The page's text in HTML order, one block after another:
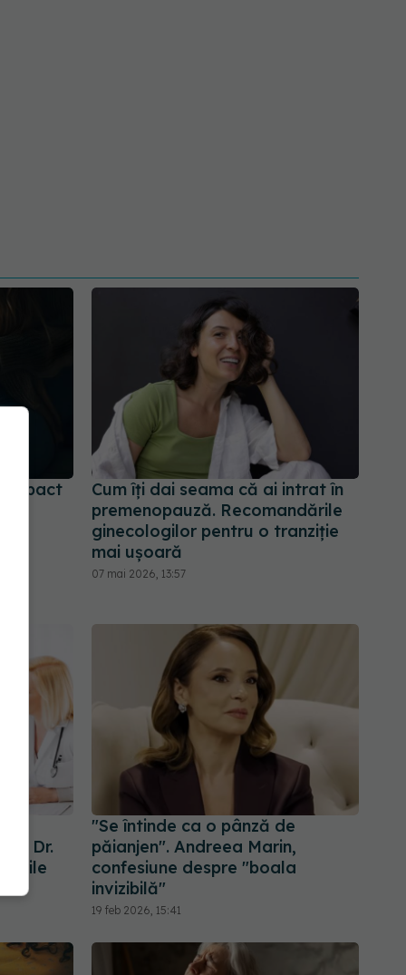
impact
Cum îți dai seama că ai intrat în
premenopauză. Recomandările
ginecologilor pentru o tranziție
mai ușoară
07 mai 2026, 13:57
Dr.
"Se întinde ca o pânză de
păianjen". Andreea Marin,
confesiune despre "boala
invizibilă"
19 feb 2026, 15:41